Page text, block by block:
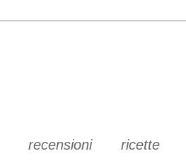
recensioni ricette